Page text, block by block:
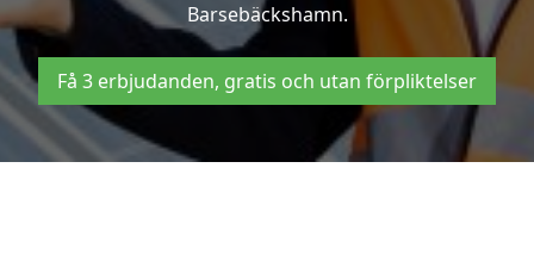
Barsebäckshamn.
Få 3 erbjudanden, gratis och utan förpliktelser